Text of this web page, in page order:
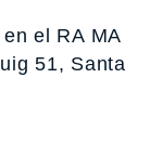
el RA MA
51, Santa